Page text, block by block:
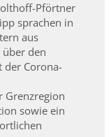
Pförtner
sprachen in
aus
den
der Corona-
Grenzregion
sowie ein